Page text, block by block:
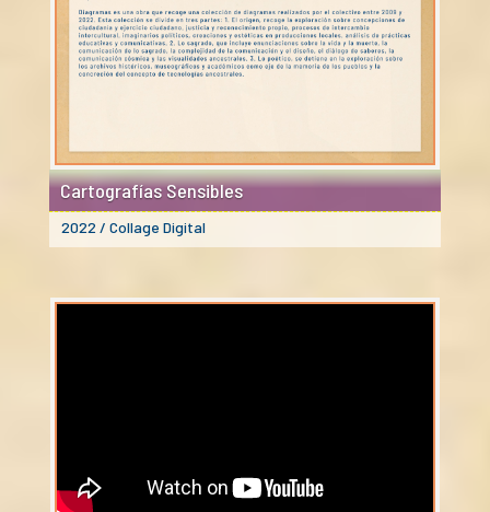
Cartografías Sensibles
2022 / Collage Digital